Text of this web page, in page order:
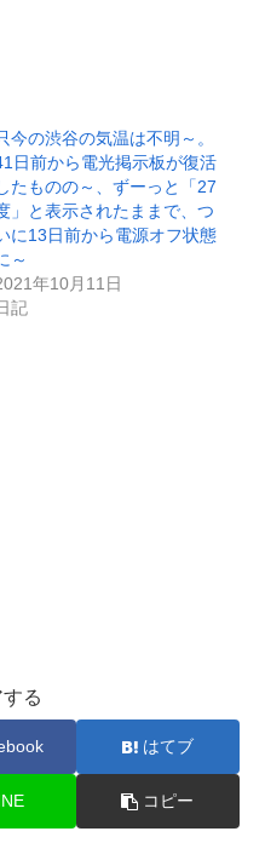
今の渋谷の気温は不明～。
日前から電光掲示板が復活
たものの～、ずーっと「27
」と表示されたままで、つ
に13日前から電源オフ状態
～
年10月11日
記
る
はてブ
コピー